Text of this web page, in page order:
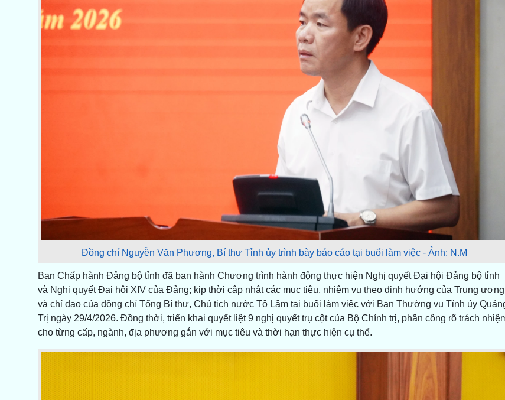
Đồng chí Nguyễn Văn Phương, Bí thư Tỉnh ủy trình bày báo cáo tại buổi làm việc - Ảnh: N.M
Ban Chấp hành Đảng bộ tỉnh đã ban hành Chương trình hành động thực hiện Nghị quyết Đại hội Đảng bộ tỉnh
và Nghị quyết Đại hội XIV của Đảng; kịp thời cập nhật các mục tiêu, nhiệm vụ theo định hướng của Trung ương
và chỉ đạo của đồng chí Tổng Bí thư, Chủ tịch nước Tô Lâm tại buổi làm việc với Ban Thường vụ Tỉnh ủy
Trị ngày 29/4/2026. Đồng thời, triển khai quyết liệt 9 nghị quyết trụ cột của Bộ Chính trị, phân công rõ trách
cho từng cấp, ngành, địa phương gắn với mục tiêu và thời hạn thực hiện cụ thể.